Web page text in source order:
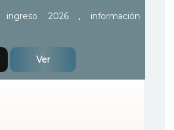
ingreso 2026 , información
Ver